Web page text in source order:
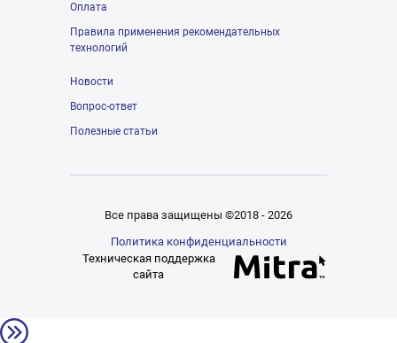
Оплата
Правила применения рекомендательных
технологий
Новости
Вопрос-ответ
Полезные статьи
Все права защищены ©2018 - 2026
Политика конфиденциальности
Техническая поддержка
сайта